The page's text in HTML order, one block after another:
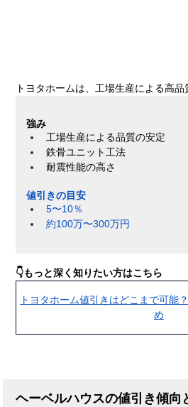
トヨタホームは、工場生産による高品
強み
工場生産による品質の安定
鉄骨ユニット工法
耐震性能の高さ
値引きの目安
5〜10％
約100万〜300万円
👇もっと深く知りたい方はこちら
トヨタホーム値引きはどこまで可能
め
ヘーベルハウスの値引き傾向